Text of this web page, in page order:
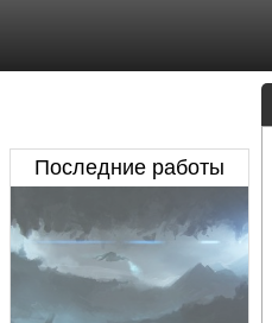
Последние работы